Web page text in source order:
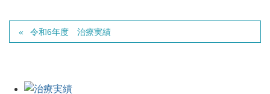
令和6年度 治療実績